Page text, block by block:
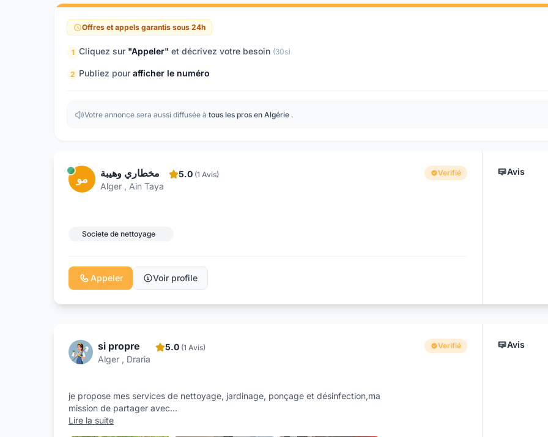
Offres et appels garantis sous 24h
1 Cliquez sur "Appeler" et décrivez votre besoin (30s)
2 Publiez pour afficher le numéro
Votre annonce sera aussi diffusée à tous les pros en Algérie .
مو مخطاري وهيبة
Alger , Ain Taya
5.0 (1 Avis) Verifié
Societe de nettoyage
Appeler Voir profile
Avis
si propre
Alger , Draria
5.0 (1 Avis) Verifié
je propose mes services de nettoyage, jardinage, ponçage et désinfection,ma
mission de partager avec...
Lire la suite
Avis